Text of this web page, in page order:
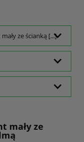
ze ścianką [...]
mały ze